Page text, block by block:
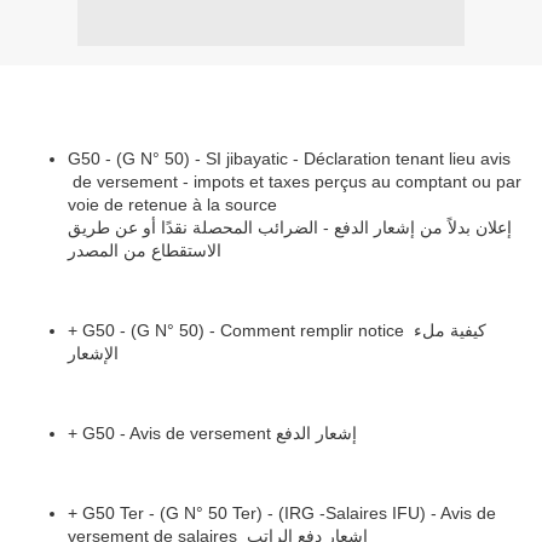
G50 - (G N° 50) - SI jibayatic - Déclaration tenant lieu avis
de versement - impots et taxes perçus au comptant ou par
voie de retenue à la source
إعلان بدلاً من إشعار الدفع - الضرائب المحصلة نقدًا أو عن طريق
الاستقطاع من المصدر
+ G50 - (G N° 50) - Comment remplir notice كيفية ملء
الإشعار
+ G50 - Avis de versement إشعار الدفع
+ G50 Ter - (G N° 50 Ter) - (IRG -Salaires IFU) - Avis de
versement de salaires إشعار دفع الراتب